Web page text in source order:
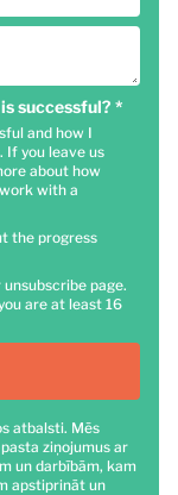
successful? *
and how I
If you leave us
about how
with a
the progress
page.
are at least 16
atbalsti. Mēs
ziņojumus ar
un darbībām, kam
apstiprināt un